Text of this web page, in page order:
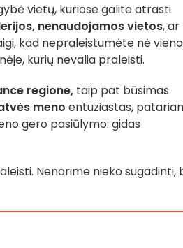
vietų, kuriose galite atrasti
nenaudojamos vietos, ar
kad nepraleistumėte nė
kurių nevalia praleisti.
regione, taip pat būsimas
meno entuziastas,
gero pasiūlymo: gidas
Nenorime nieko sugadinti,